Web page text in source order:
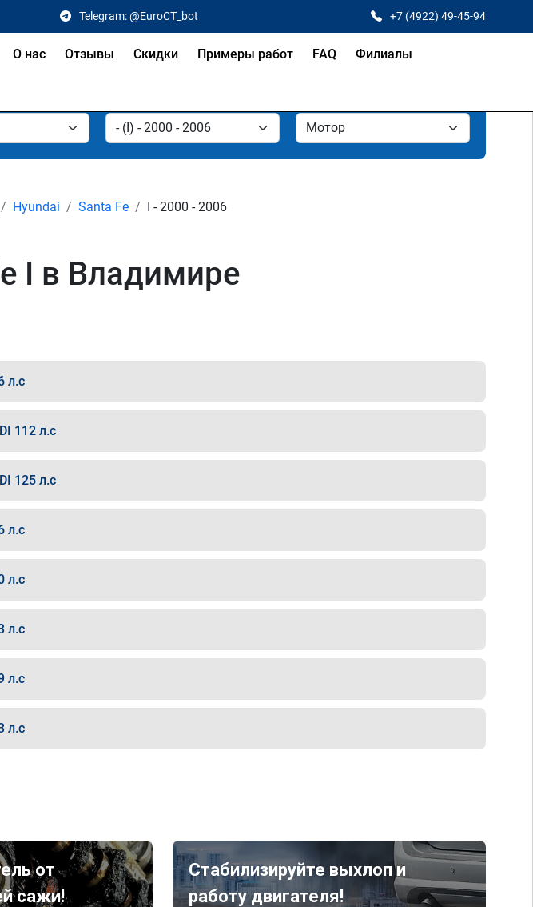
Telegram: @EuroCT_bot +7 (4922) 49-45-94
О нас Отзывы Скидки Примеры работ FAQ Филиалы
Hyundai Santa Fe I - 2000 - 2006
I в Владимире
л.с
112 л.с
125 л.с
л.с
л.с
л.с
л.с
л.с
от
сажи!
Стабилизируйте выхлоп и
работу двигателя!